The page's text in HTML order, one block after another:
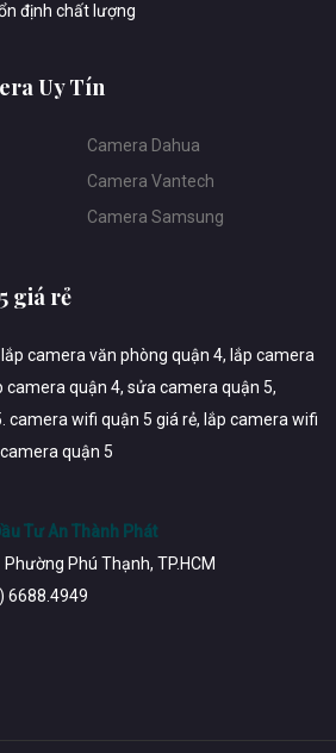
định chất lượng
Uy Tín
Camera Dahua
Camera Vantech
Camera Samsung
giá rẻ
camera văn phòng quận 4, lắp camera
camera quận 4, sửa camera quận 5,
camera wifi quận 5 giá rẻ, lắp camera wifi
quận 5
Tư An Thành Phát
Phú Thạnh, TP.HCM
6688.4949